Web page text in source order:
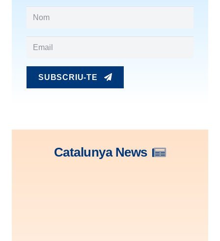
SUBSCRIU-TE
Catalunya News